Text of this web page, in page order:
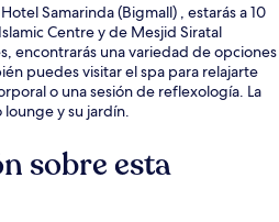
Samarinda (Bigmall) , estarás a 10
Centre y de Mesjid Siratal
encontrarás una variedad de opciones
puedes visitar el spa para relajarte
o una sesión de reflexología. La
y su jardín.
sobre esta